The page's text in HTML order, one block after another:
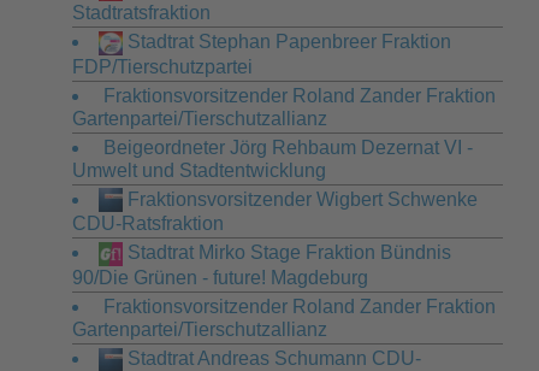
Stadtratsfraktion
Stadtrat Stephan Papenbreer Fraktion
FDP/Tierschutzpartei
Fraktionsvorsitzender Roland Zander Fraktion
Gartenpartei/Tierschutzallianz
Beigeordneter Jörg Rehbaum Dezernat VI -
Umwelt und Stadtentwicklung
Fraktionsvorsitzender Wigbert Schwenke
CDU-Ratsfraktion
Stadtrat Mirko Stage Fraktion Bündnis
90/Die Grünen - future! Magdeburg
Fraktionsvorsitzender Roland Zander Fraktion
Gartenpartei/Tierschutzallianz
Stadtrat Andreas Schumann CDU-